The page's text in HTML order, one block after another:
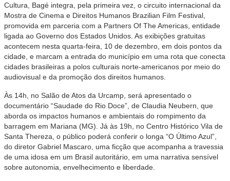
Cultura, Bagé integra, pela primeira vez, o circuito internacional da
Mostra de Cinema e Direitos Humanos Brazilian Film Festival,
promovida em parceria com a Partners Of The Americas, entidade
ligada ao Governo dos Estados Unidos. As exibições gratuitas
acontecem nesta quarta-feira, 10 de dezembro, em dois pontos da
cidade, e marcam a entrada do município em uma rota que conecta
cidades brasileiras a polos culturais norte-americanos por meio do
audiovisual e da promoção dos direitos humanos.
Às 14h, no Salão de Atos da Urcamp, será apresentado o
documentário “Saudade do Rio Doce”, de Claudia Neubern, que
aborda os impactos humanos e ambientais do rompimento da
barragem em Mariana (MG). Já às 19h, no Centro Histórico Vila de
Santa Thereza, o público poderá conferir o longa “O Último Azul”,
do diretor Gabriel Mascaro, uma ficção que acompanha a travessia
de uma idosa em um Brasil autoritário, em uma narrativa sensível
sobre autonomia, envelhecimento e liberdade.